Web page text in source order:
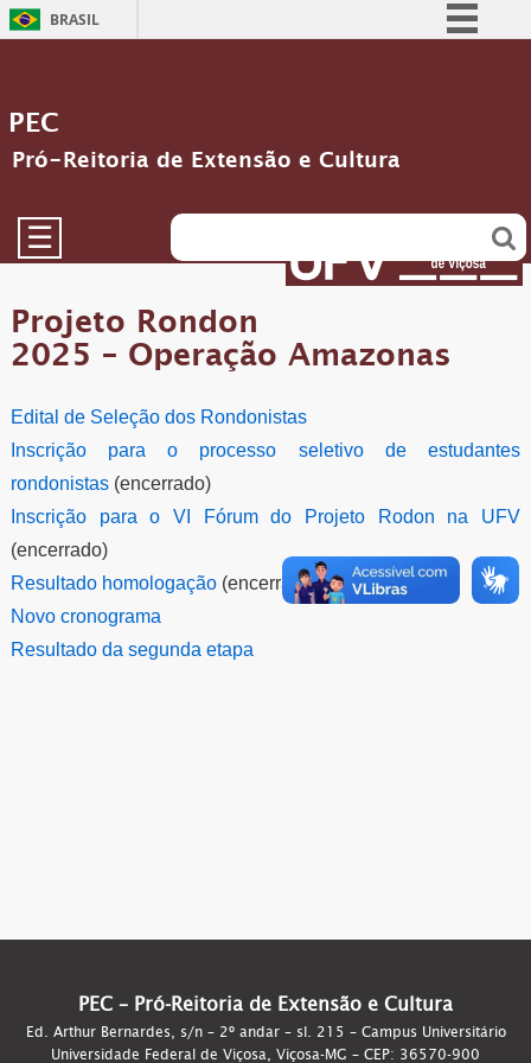
BRASIL
Acesso à informação
Legislação
PEC
Pró-Reitoria de Extensão e Cultura
☰
Projeto Rondon
2025 – Operação Amazonas
Edital de Seleção dos Rondonistas
Inscrição para o processo seletivo de estudantes
rondonistas(encerrado)
Inscrição para o VI Fórum do Projeto Rodon na UFV
(encerrado)
Resultado homologação(encerrado)
Novo cronograma
Resultado da segunda etapa
PEC – Pró-Reitoria de Extensão e Cultura
Ed. Arthur Bernardes, s/n – 2º andar – sl. 215 – Campus Universitário
Universidade Federal de Viçosa, Viçosa-MG – CEP: 36570-900